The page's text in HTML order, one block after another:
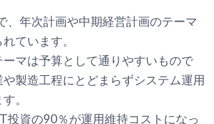
、年次計画や中期経営計画のテーマ
ています。
マは予算として通りやすいもので
製造工程にとどまらずシステム運用
。
投資の90％が運用維持コストになっ